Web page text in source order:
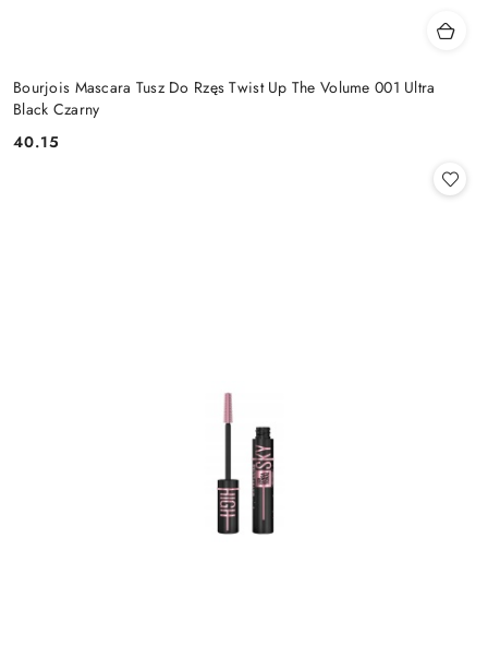
Bourjois Mascara Tusz Do Rzęs Twist Up The Volume 001 Ultra
Black Czarny
Cena:
40.15